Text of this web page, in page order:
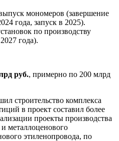
мономеров (завершение
года, запуск в 2025).
по производству
года).
руб., примерно по 200 млрд
строительство комплекса
в проект составил более
проекты производства
металлоценового
этиленопровода, по